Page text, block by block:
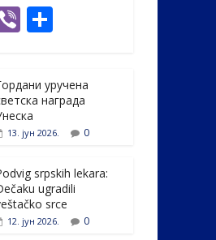
Vi
e
уручена
награда
13. јун 2026. 0
srpskih lekara:
ugradili
srce
12. јун 2026. 0